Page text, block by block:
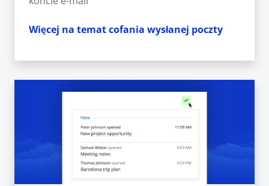
Więcej na temat cofania wysłanej poczty